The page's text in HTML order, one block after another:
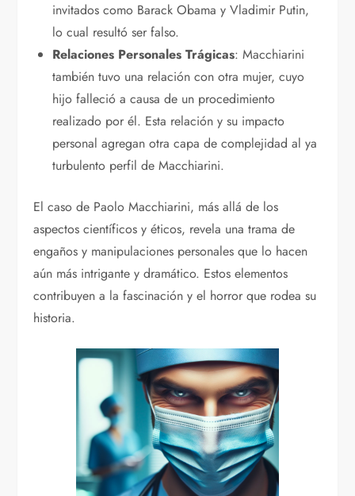
invitados como Barack Obama y Vladimir Putin,
lo cual resultó ser falso.
Relaciones Personales Trágicas: Macchiarini
también tuvo una relación con otra mujer, cuyo
hijo falleció a causa de un procedimiento
realizado por él. Esta relación y su impacto
personal agregan otra capa de complejidad al ya
turbulento perfil de Macchiarini.
El caso de Paolo Macchiarini, más allá de los
aspectos científicos y éticos, revela una trama de
engaños y manipulaciones personales que lo hacen
aún más intrigante y dramático. Estos elementos
contribuyen a la fascinación y el horror que rodea su
historia.